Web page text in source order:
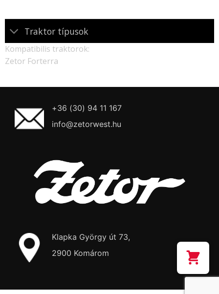
Traktor típusok
Kompatibilis traktorok:
Zetor Forterra
+36 (30) 94 11 167
info@zetorwest.hu
Klapka György út 73,
2900 Komárom